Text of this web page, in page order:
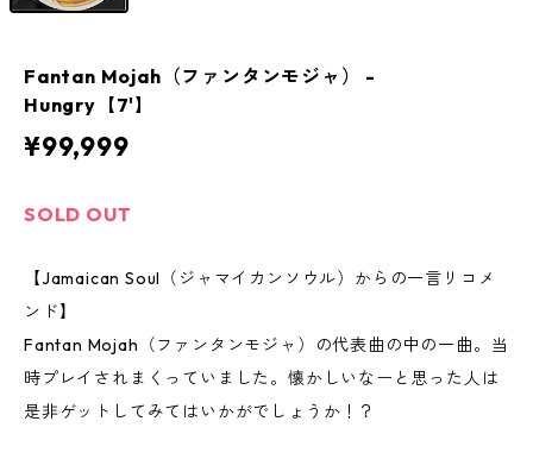
Fantan Mojah（ファンタンモジャ） -
Hungry【7'】
¥99,999
SOLD OUT
【Jamaican Soul（ジャマイカンソウル）からの一言リコメ
ンド】
Fantan Mojah（ファンタンモジャ）の代表曲の中の一曲。当
時プレイされまくっていました。懐かしいなーと思った人は
是非ゲットしてみてはいかがでしょうか！？